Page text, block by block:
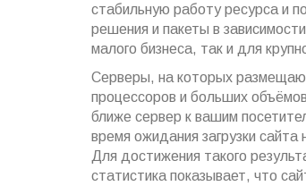
стабильную работу ресурса и
решения и пакеты в
малого бизнеса, так и для
Серверы, на которых
процессоров и больших
ближе сервер к вашим
время ожидания загрузки
Для достижения такого
статистика показывает, что